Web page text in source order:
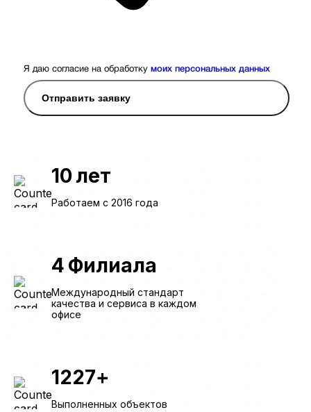
Я даю согласие на обработку моих персональных данных
Отправить заявку
10лет
Работаем с 2016 года
4 Филиала
Международный стандарт
качества и сервиса в каждом
офисе
1227+
Выполненных объектов